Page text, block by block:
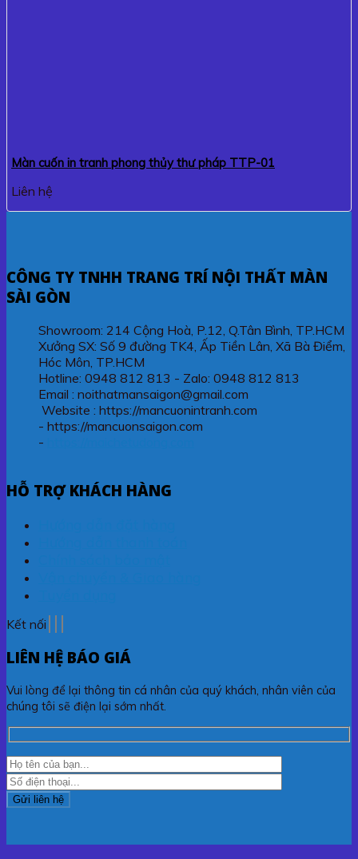
Màn cuốn in tranh phong thủy thư pháp TTP-01
Liên hệ
CÔNG TY TNHH TRANG TRÍ NỘI THẤT MÀN
SÀI GÒN
Showroom: 214 Cộng Hoà, P.12, Q.Tân Bình, TP.HCM
Xưởng SX: Số 9 đường TK4, Ấp Tiền Lân, Xã Bà Điểm,
Hóc Môn, TP.HCM
Hotline: 0948 812 813 - Zalo: 0948 812 813
Email : noithatmansaigon@gmail.com
Website : https://mancuonintranh.com
- https://mancuonsaigon.com
-
HỖ TRỢ KHÁCH HÀNG
Kết nối
LIÊN HỆ BÁO GIÁ
Vui lòng để lại thông tin cá nhân của quý khách, nhân viên của
chúng tôi sẽ điện lại sớm nhất.